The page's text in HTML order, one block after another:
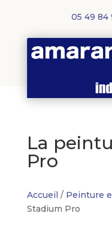
05 49 84
La
Pro
Accueil / Peinture
Stadium Pro